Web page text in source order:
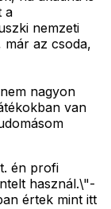
a
nemzeti
már az csoda,
nagyon
van
én profi
használ.\"-
értek mint itt